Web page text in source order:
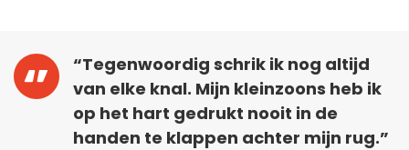
“Tegenwoordig schrik ik nog altijd
van elke knal. Mijn kleinzoons heb ik
op het hart gedrukt nooit in de
handen te klappen achter mijn rug.”